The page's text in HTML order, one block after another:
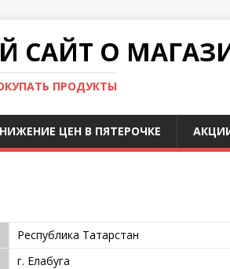
О
ПРОДУКТЫ
ЦЕН В ПЯТЕРОЧКЕ
Республика Татарстан
г. Елабуга